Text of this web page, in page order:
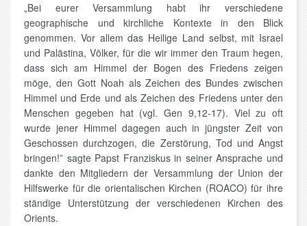
„Bei eurer Versammlung habt ihr verschiedene
geographische und kirchliche Kontexte in den Blick
genommen. Vor allem das Heilige Land selbst, mit Israel
und Palästina, Völker, für die wir immer den Traum hegen,
dass sich am Himmel der Bogen des Friedens zeigen
möge, den Gott Noah als Zeichen des Bundes zwischen
Himmel und Erde und als Zeichen des Friedens unter den
Menschen gegeben hat (vgl. Gen 9,12-17). Viel zu oft
wurde jener Himmel dagegen auch in jüngster Zeit von
Geschossen durchzogen, die Zerstörung, Tod und Angst
bringen!” sagte Papst Franziskus in seiner Ansprache und
dankte den Mitgliedern der Versammlung der Union der
Hilfswerke für die orientalischen Kirchen (ROACO) für ihre
ständige Unterstützung der verschiedenen Kirchen des
Orients.